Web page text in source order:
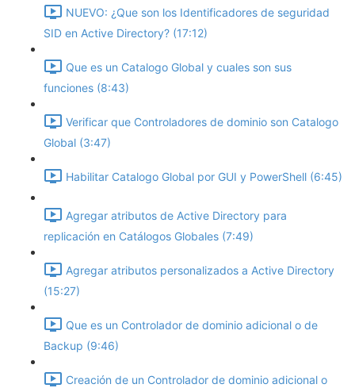
NUEVO: ¿Que son los Identificadores de seguridad
SID en Active Directory? (17:12)
Que es un Catalogo Global y cuales son sus
funciones (8:43)
Verificar que Controladores de dominio son Catalogo
Global (3:47)
Habilitar Catalogo Global por GUI y PowerShell (6:45)
Agregar atributos de Active Directory para
replicación en Catálogos Globales (7:49)
Agregar atributos personalizados a Active Directory
(15:27)
Que es un Controlador de dominio adicional o de
Backup (9:46)
Creación de un Controlador de dominio adicional o